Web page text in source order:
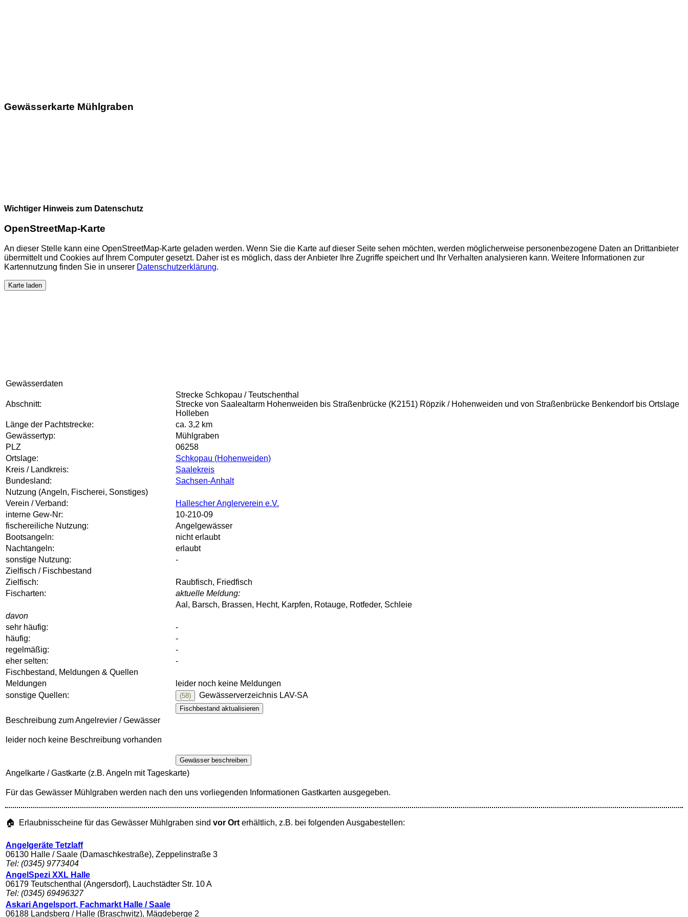
Gewässerkarte Mühlgraben
Wichtiger Hinweis zum Datenschutz
OpenStreetMap-Karte
An dieser Stelle kann eine OpenStreetMap-Karte geladen werden. Wenn Sie die Karte auf dieser Seite sehen möchten, werden möglicherweise personenbezogene Daten an Drittanbieter
übermittelt und Cookies auf Ihrem Computer gesetzt. Daher ist es möglich, dass der Anbieter Ihre Zugriffe speichert und Ihr Verhalten analysieren kann. Weitere Informationen zur
Kartennutzung finden Sie in unserer Datenschutzerklärung.
Karte laden
Gewässerdaten
Abschnitt:
Strecke Schkopau / Teutschenthal
Strecke von Saalealtarm Hohenweiden bis Straßenbrücke (K2151) Röpzik / Hohenweiden und von Straßenbrücke Benkendorf bis Ortslage
Holleben
Länge der Pachtstrecke:
ca. 3,2 km
Gewässertyp:
Mühlgraben
PLZ
06258
Ortslage:
Schkopau (Hohenweiden)
Kreis / Landkreis:
Saalekreis
Bundesland:
Sachsen-Anhalt
Nutzung (Angeln, Fischerei, Sonstiges)
Verein / Verband:
Hallescher Anglerverein e.V.
interne Gew-Nr:
10-210-09
fischereiliche Nutzung:
Angelgewässer
Bootsangeln:
nicht erlaubt
Nachtangeln:
erlaubt
sonstige Nutzung:
-
Zielfisch / Fischbestand
Zielfisch:
Raubfisch, Friedfisch
Fischarten:
aktuelle Meldung:
Aal, Barsch, Brassen, Hecht, Karpfen, Rotauge, Rotfeder, Schleie
davon
sehr häufig:
-
häufig:
-
regelmäßig:
-
eher selten:
-
Fischbestand, Meldungen & Quellen
Meldungen
leider noch keine Meldungen
sonstige Quellen:
(58) Gewässerverzeichnis LAV-SA
Fischbestand aktualisieren
Beschreibung zum Angelrevier / Gewässer
leider noch keine Beschreibung vorhanden
Gewässer beschreiben
Angelkarte / Gastkarte (z.B. Angeln mit Tageskarte)
Für das Gewässer Mühlgraben werden nach den uns vorliegenden Informationen Gastkarten ausgegeben.
🏠 Erlaubnisscheine für das Gewässer Mühlgraben sind vor Ort erhältlich, z.B. bei folgenden Ausgabestellen:
Angelgeräte Tetzlaff
06130 Halle / Saale (Damaschkestraße), Zeppelinstraße 3
Tel: (0345) 9773404
AngelSpezi XXL Halle
06179 Teutschenthal (Angersdorf), Lauchstädter Str. 10 A
Tel: (0345) 69496327
Askari Angelsport, Fachmarkt Halle / Saale
06188 Landsberg / Halle (Braschwitz), Mägdeberge 2